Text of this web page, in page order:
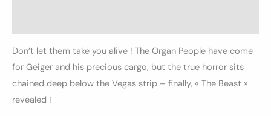
Don’t let them take you alive ! The Organ People have come
for Geiger and his precious cargo, but the true horror sits
chained deep below the Vegas strip – finally, « The Beast »
revealed !